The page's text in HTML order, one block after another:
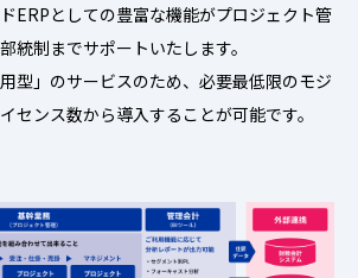
ERPとしての豊富な機能がプロジェクト管
統制までサポートいたします。
型」のサービスのため、必要最低限のモジ
センス数から導入することが可能です。